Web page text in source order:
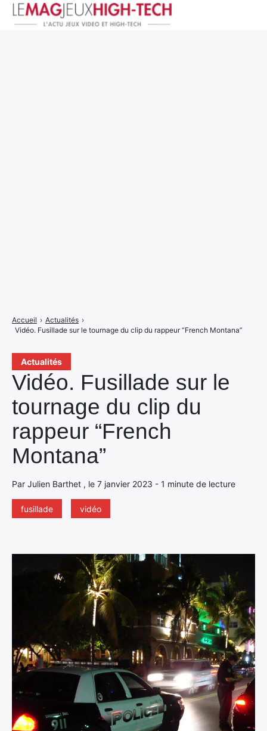
Actualités
Vidéo. Fusillade sur le
tournage du clip du
rappeur “French
Montana”
Par Julien Barthet , le 7 janvier 2023 - 1 minute de lecture
fusillade vidéo
Accueil › Actualités ›
Vidéo. Fusillade sur le tournage du clip du rappeur “French Montana”